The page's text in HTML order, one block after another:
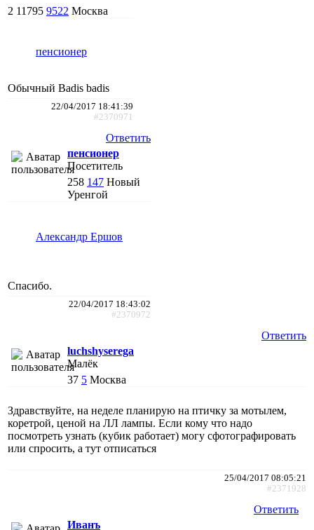
2 11795 9522 Москва
пенсионер
Обычный Badis badis
22/04/2017 18:41:39
#2370971
Ответить
пенсионер
Посетитель
258 147 Новый
Уренгой
Александр Ершов
Спасибо.
22/04/2017 18:43:02
#2370972
Ответить
luchshyserega
Малёк
37 5 Москва
Здравствуйте, на неделе планирую на птичку за мотылем,
коретрой, ценой на ЛЛ лампы. Если кому что надо
посмотреть узнать (кубик работает) могу сфотографировать
или спросить, а тут отписаться
25/04/2017 08:05:21
#2371928
Ответить
Иванъ